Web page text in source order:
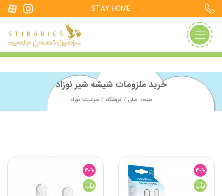
STAY HOME
خرید ملزومات شیشه شیر نوزاد
صفحه اصلی فروشگاه سرشیشه نوزاد
30%
30%